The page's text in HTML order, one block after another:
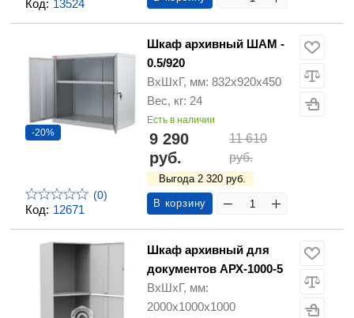
Код: 13524
Код: 12671
-20%
(0)
Шкаф архивный ШАМ -
0.5/920
ВхШхГ, мм: 832х920х450
Вес, кг: 24
Есть в наличии
9 290
руб.
11 610
руб.
Выгода 2 320 руб.
В корзину
Шкаф архивный для
документов АРХ-1000-5
ВхШхГ, мм:
2000х1000х1000